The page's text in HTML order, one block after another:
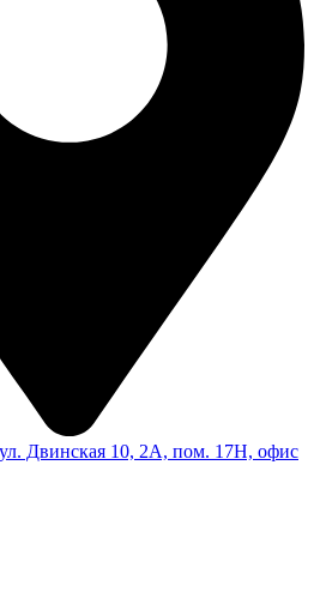
ул. Двинская 10, 2А, пом. 17Н, офис